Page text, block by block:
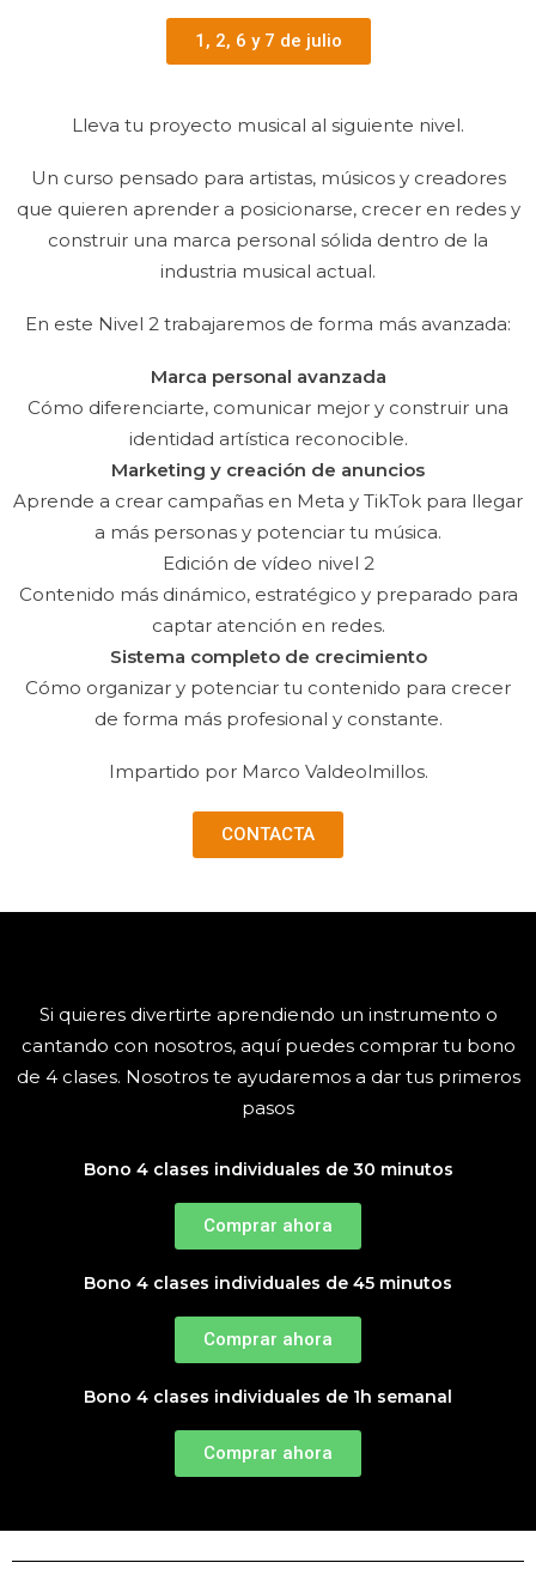
1, 2, 6 y 7 de julio
Lleva tu proyecto musical al siguiente nivel.
Un curso pensado para artistas, músicos y creadores
que quieren aprender a posicionarse, crecer en redes y
construir una marca personal sólida dentro de la
industria musical actual.
En este Nivel 2 trabajaremos de forma más avanzada:
Marca personal avanzada
Cómo diferenciarte, comunicar mejor y construir una
identidad artística reconocible.
Marketing y creación de anuncios
Aprende a crear campañas en Meta y TikTok para llegar
a más personas y potenciar tu música.
Edición de vídeo nivel 2
Contenido más dinámico, estratégico y preparado para
captar atención en redes.
Sistema completo de crecimiento
Cómo organizar y potenciar tu contenido para crecer
de forma más profesional y constante.
Impartido por Marco Valdeolmillos.
CONTACTA
Si quieres divertirte aprendiendo un instrumento o
cantando con nosotros, aquí puedes comprar tu bono
de 4 clases. Nosotros te ayudaremos a dar tus primeros
pasos
Bono 4 clases individuales de 30 minutos
Comprar ahora
Bono 4 clases individuales de 45 minutos
Comprar ahora
Bono 4 clases individuales de 1h semanal
Comprar ahora